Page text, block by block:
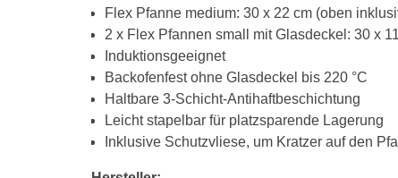
Flex Pfanne medium: 30 x 22 cm (oben
2 x Flex Pfannen small mit Glasdeckel: 30 x
Induktionsgeeignet
Backofenfest ohne Glasdeckel bis 220 °C
Haltbare 3-Schicht-Antihaftbeschichtung
Leicht stapelbar für platzsparende Lagerung
Inklusive Schutzvliese, um Kratzer auf den